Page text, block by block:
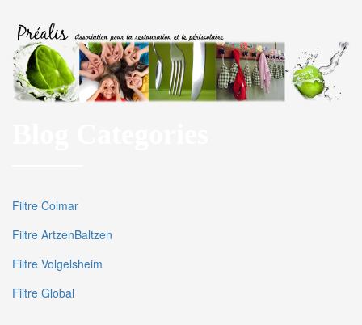
Filtre Colmar
Filtre ArtzenBaltzen
Filtre Volgelsheim
Filtre Global